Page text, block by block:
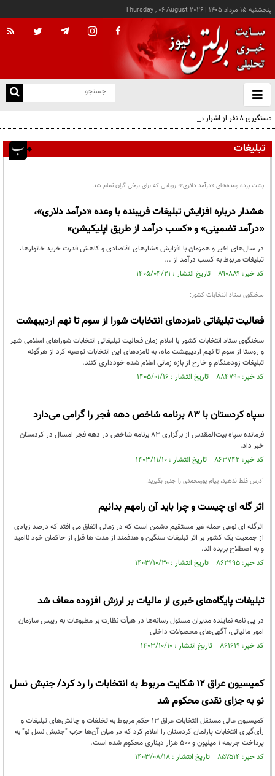
پنجشنبه ۱۵ مرداد ۱۴۰۵ |
Thursday , 06 August 2026
باز
و
دستگیری ۸ نفر از اشرار مسلح شاخص و مرتبطین گروهک‌های تروریستی
تبلیغات
پشت پرده وعده‌های «درآمد دلاری»؛ رویایی که برای برخی گران تمام شد
هشدار درباره افزایش تبلیغات فریبنده با وعده «درآمد دلاری»،
«درآمد تضمینی» و «کسب درآمد از طریق اپلیکیشن»
در سال‌های اخیر و همزمان با افزایش فشارهای اقتصادی و کاهش قدرت خرید خانوارها،
تبلیغات مربوط به کسب درآمد از ...
کد خبر: ۸۹۰۸۸۹ تاریخ انتشار : ۱۴۰۵/۰۴/۲۱
سخنگوی ستاد انتخابات کشور:
فعالیت‌ تبلیغاتی نامزدهای انتخابات شورا از سوم تا نهم اردیبهشت
سخنگوی ستاد انتخابات کشور با اعلام زمان فعالیت تبلیغاتی انتخابات شوراهای اسلامی شهر
و روستا از سوم تا نهم اردیبهشت ماه، به نامزدهای این انتخابات توصیه کرد از هرگونه
تبلیغات زودهنگام و خارج از بازه زمانی اعلام شده خودداری کنند.
کد خبر: ۸۸۴۷۹۰ تاریخ انتشار : ۱۴۰۵/۰۱/۱۶
سپاه کردستان با 83 برنامه شاخص دهه فجر را گرامی می‌دارد
فرمانده سپاه بیت‌المقدس از برگزاری ۸۳ برنامه شاخص در دهه فجر امسال در کردستان
خبر داد.
کد خبر: ۸۶۳۷۴۲ تاریخ انتشار : ۱۴۰۳/۱۱/۱۰
آدرس غلط ندهید، پیام پورمحمدی را جدی بگیرید!
اثر گله ای چیست و چرا باید آن رامهم بدانیم
اثرگله ای نوعی حمله غیر مستقیم دشمن است که در زمانی اتفاق می افتد که درصد زیادی
از جمعیت یک کشور بر اثر تبلیغات سنگین و هدفمند از مدت ها قبل از حاکمان خود ناامید
و به اصطلاح بریده اند.
کد خبر: ۸۶۲۹۹۵ تاریخ انتشار : ۱۴۰۳/۱۰/۳۰
تبلیغات پایگاه‌های خبری از مالیات بر ارزش افزوده معاف شد
در پی نامه نماینده مدیران مسئول رسانه‌ها در هیأت نظارت بر مطبوعات به رییس سازمان
امور مالیاتی، آگهی‌های محصولات داخلی
کد خبر: ۸۶۱۶۱۹ تاریخ انتشار : ۱۴۰۳/۱۰/۱۰
کمیسیون عراق ۱2 شکایت مربوط به انتخابات را رد کرد/ جنبش نسل
نو به جزای نقدی محکوم شد
کمیسیون عالی مستقل انتخابات عراق ۱۳ حکم مربوط به تخلفات و چالش‌های تبلیغات و
رأی‌گیری انتخابات پارلمان کردستان را اعلام کرد که در میان آن‌ها حزب "جنبش نسل نو" به
پرداخت جریمه‌ ۱ میلیون و ۵۰۰ هزار دیناری محکوم شده است.
کد خبر: ۸۵۷۵۱۴ تاریخ انتشار : ۱۴۰۳/۰۸/۱۸